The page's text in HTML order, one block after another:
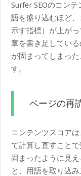
Surfer SEOのコン
語を盛り込むほど
示す指標）が上が
章を書き足してい
が固まってしまっ
す。
ページの再
コンテンツスコア
て計算し直すこと
固まったように見
と、用語を取り込